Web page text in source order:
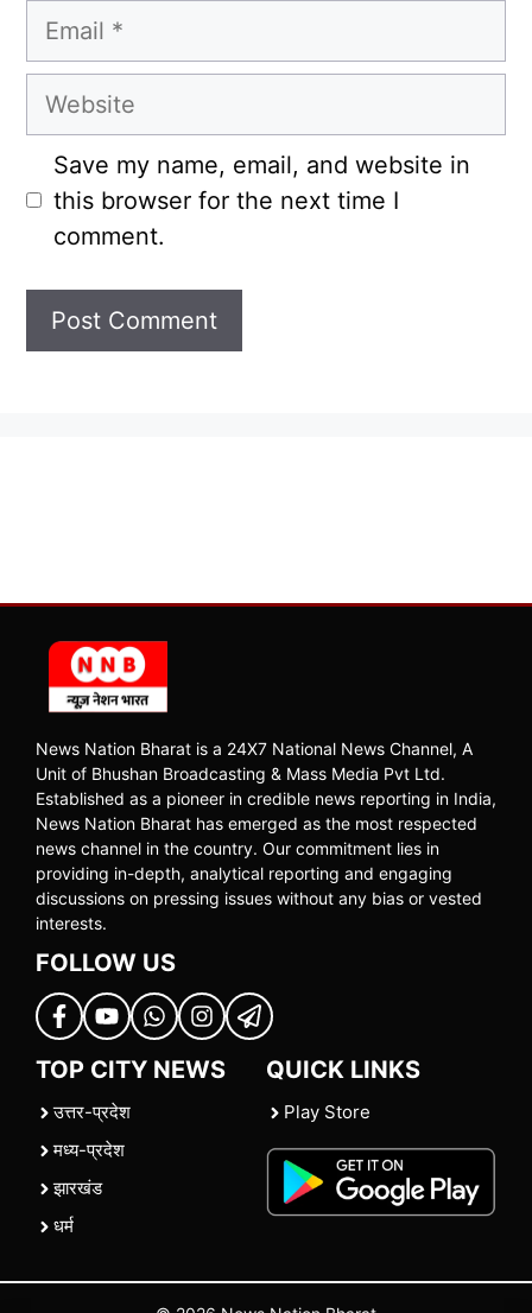
Email
Website
Save my name, email, and website in
this browser for the next time I
comment.
News Nation Bharat is a 24X7 National News Channel, A
Unit of Bhushan Broadcasting & Mass Media Pvt Ltd.
Established as a pioneer in credible news reporting in India,
News Nation Bharat has emerged as the most respected
news channel in the country. Our commitment lies in
providing in-depth, analytical reporting and engaging
discussions on pressing issues without any bias or vested
interests.
FOLLOW US
TOP CITY NEWS
उत्तर-प्रदेश
मध्य-प्रदेश
झारखंड
धर्म
QUICK LINKS
Play Store